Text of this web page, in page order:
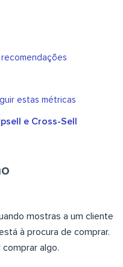
recomendações
estas métricas
e Cross-Sell
mostras a um cliente
à procura de comprar.
comprar algo.